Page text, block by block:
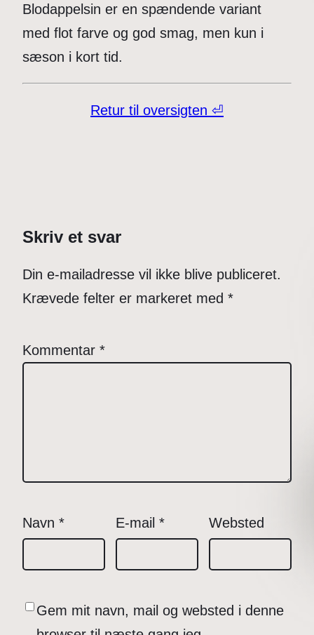
Blodappelsin er en spændende variant
med flot farve og god smag, men kun i
sæson i kort tid.
Retur til oversigten ⏎
Skriv et svar
Din e-mailadresse vil ikke blive publiceret.
Krævede felter er markeret med *
Kommentar *
Navn * E-mail * Websted
Gem mit navn, mail og websted i denne